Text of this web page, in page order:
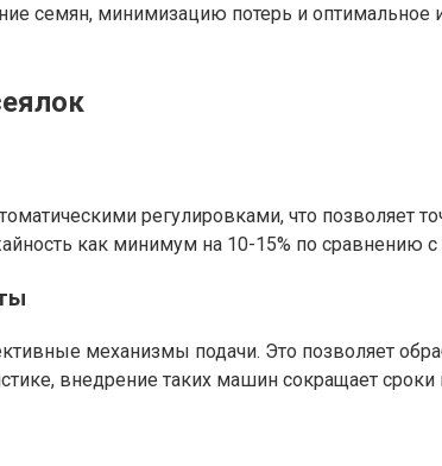
семян, минимизацию потерь и оптимальное
регулировками, что позволяет
как минимум на 10-15% по сравнению
механизмы подачи. Это позволяет
внедрение таких машин сокращает сроки